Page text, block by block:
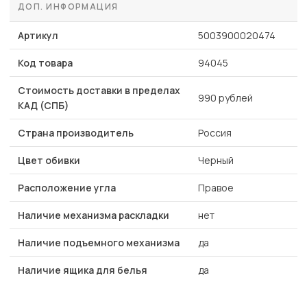
ДОП. ИНФОРМАЦИЯ
Артикул 5003900020474
Код товара 94045
Стоимость доставки в пределах
КАД (СПБ)
990 рублей
Страна производитель Россия
Цвет обивки Черный
Расположение угла Правое
Наличие механизма раскладки нет
Наличие подъемного механизма да
Наличие ящика для белья да